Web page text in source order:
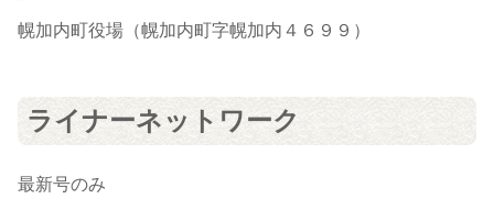
幌加内町役場（幌加内町字幌加内４６９９）
ライナーネットワーク
最新号のみ